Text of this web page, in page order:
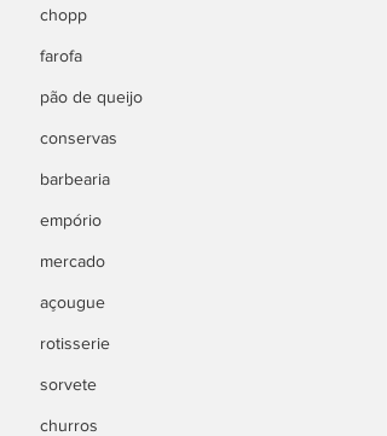
chopp
farofa
pão de queijo
conservas
barbearia
empório
mercado
açougue
rotisserie
sorvete
churros